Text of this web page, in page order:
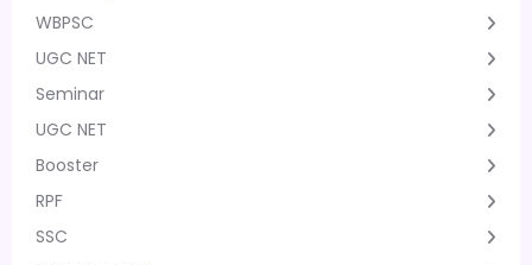
WBPSC
UGC NET
Seminar
UGC NET
Booster
RPF
SSC